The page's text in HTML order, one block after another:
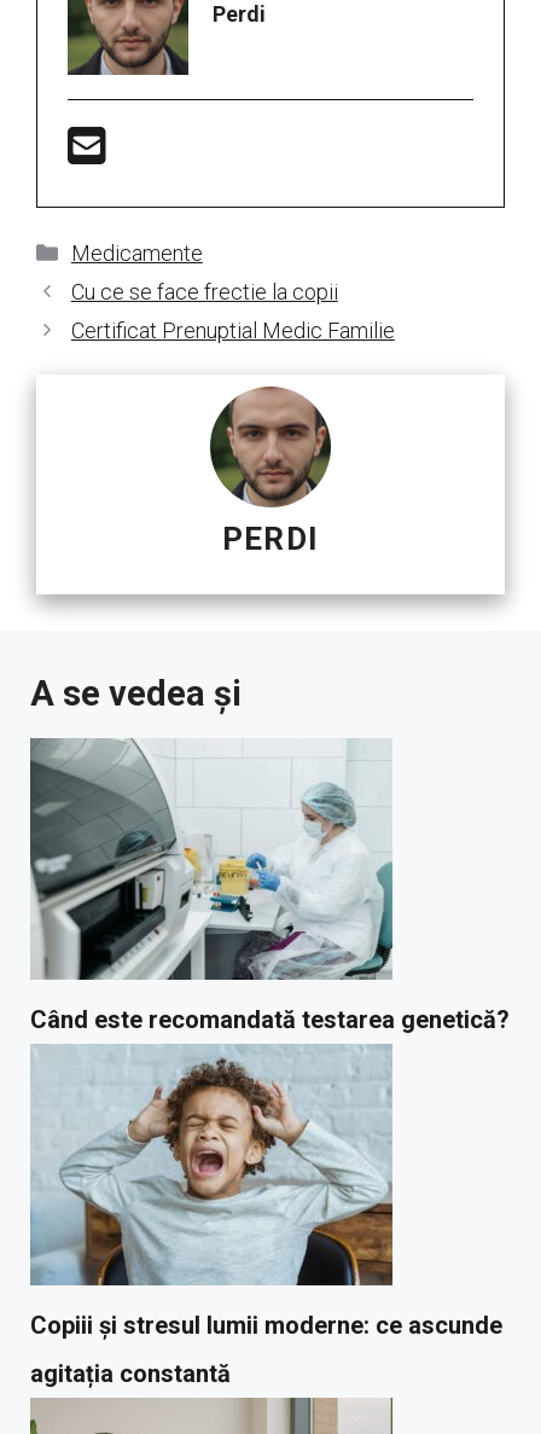
Perdi
Categorii
Medicamente
Cu ce se face frectie la copii
Certificat Prenuptial Medic Familie
PERDI
A se vedea și
Când este recomandată testarea genetică?
Copiii și stresul lumii moderne: ce ascunde
agitația constantă